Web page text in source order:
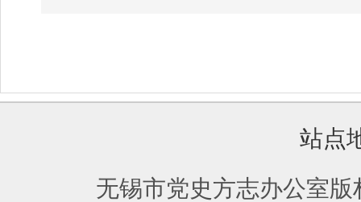
站点
无锡市党史方志办公室